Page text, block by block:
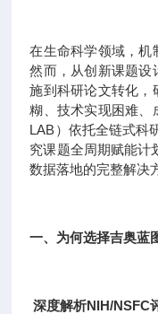
在生命科学领域，机
然而，从创新课题设
施到科研论文转化，
糊、技术实现困难、
LAB）依托全链式科
究课题全周期赋能计
数据落地的完整解决
一、为何选择吉奥蓝
深度解析NIH/NSFC